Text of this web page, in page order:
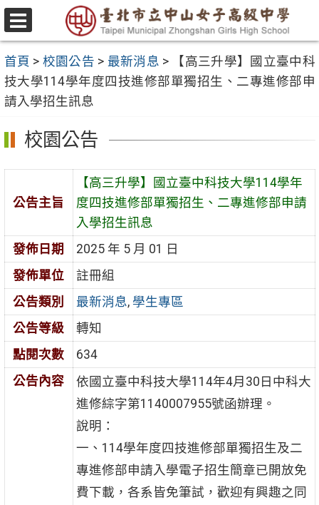
跳
至
要
內
容
區
選
單
首頁 > 校園公告 > 最新消息 >
【高三升學】國立臺中科
技大學114學年度四技進修部單獨招生、二專進修部申
請入學招生訊息
校園公告
公告主旨
【高三升學】國立臺中科技大學114學年
度四技進修部單獨招生、二專進修部申請
入學招生訊息
發佈日期
2025 年 5 月 01 日
發佈單位
註冊組
公告類別
最新消息, 學生專區
公告等級
轉知
點閱次數
634
公告內容
依國立臺中科技大學114年4月30日中科大
進修綜字第1140007955號函辦理。
說明：
一、114學年度四技進修部單獨招生及二
專進修部申請入學電子招生簡章已開放免
費下載，各系皆免筆試，歡迎有興趣之同